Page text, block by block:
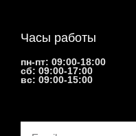
Часы работы
пн-пт: 09:00-18:00
сб: 09:00-17:00
вс: 09:00-15:00
Email